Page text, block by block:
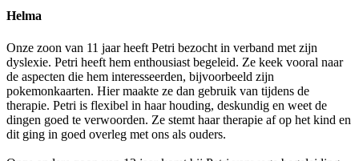
Helma
Onze zoon van 11 jaar heeft Petri bezocht in verband met zijn
dyslexie. Petri heeft hem enthousiast begeleid. Ze keek vooral naar
de aspecten die hem interesseerden, bijvoorbeeld zijn
pokemonkaarten. Hier maakte ze dan gebruik van tijdens de
therapie. Petri is flexibel in haar houding, deskundig en weet de
dingen goed te verwoorden. Ze stemt haar therapie af op het kind en
dit ging in goed overleg met ons als ouders.